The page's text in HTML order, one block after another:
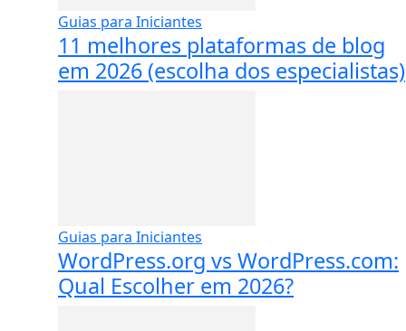
Guias para Iniciantes
11 melhores plataformas de blog
em 2026 (escolha dos especialistas)
Guias para Iniciantes
WordPress.org vs WordPress.com:
Qual Escolher em 2026?